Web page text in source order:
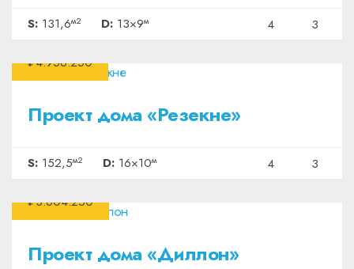
S: 131,6м2 D: 13×9м 4 3
₽4.956.250
Проект дома «Резекне»
S: 152,5м2 D: 16×10м 4 3
₽3.604.250
Проект дома «Диллон»